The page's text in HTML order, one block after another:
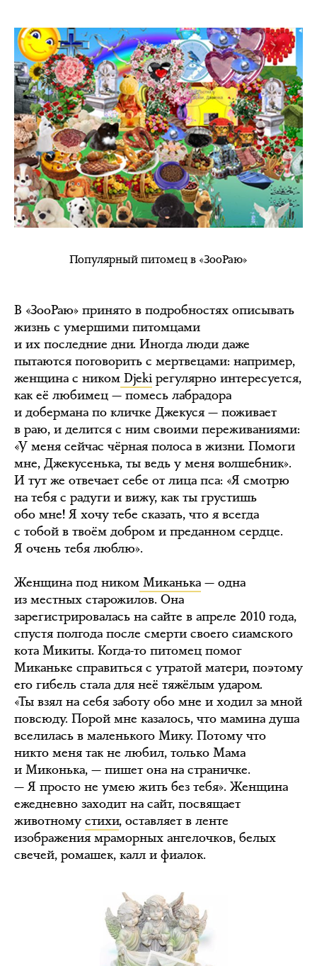
Популярный питомец в «ЗооРаю»
В «ЗооРаю» принято в подробностях описывать
жизнь с умершими питомцами
и их последние дни. Иногда люди даже
пытаются поговорить с мертвецами: например,
женщина с ником Djeki регулярно интересуется,
как её любимец — помесь лабрадора
и добермана по кличке Джекуся — поживает
в раю, и делится с ним своими переживаниями:
«У меня сейчас чёрная полоса в жизни. Помоги
мне, Джекусенька, ты ведь у меня волшебник».
И тут же отвечает себе от лица пса: «Я смотрю
на тебя с радуги и вижу, как ты грустишь
обо мне! Я хочу тебе сказать, что я всегда
с тобой в твоём добром и преданном сердце.
Я очень тебя люблю».
Женщина под ником Миканька — одна
из местных старожилов. Она
зарегистрировалась на сайте в апреле 2010 года,
спустя полгода после смерти своего сиамского
кота Микиты. Когда-то питомец помог
Миканьке справиться с утратой матери, поэтому
его гибель стала для неё тяжёлым ударом.
«Ты взял на себя заботу обо мне и ходил за мной
повсюду. Порой мне казалось, что мамина душа
вселилась в маленького Мику. Потому что
никто меня так не любил, только Мама
и Миконька, — пишет она на страничке.
— Я просто не умею жить без тебя». Женщина
ежедневно заходит на сайт, посвящает
животному стихи, оставляет в ленте
изображения мраморных ангелочков, белых
свечей, ромашек, калл и фиалок.